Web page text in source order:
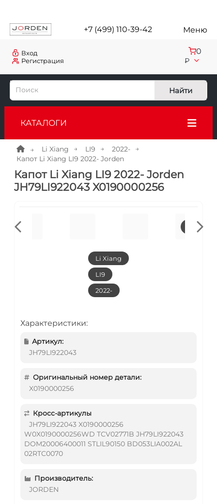
+7 (499) 110-39-42 Меню
Регистрация
Вход 0
₽
Найти
КАТАЛОГИ
Li Xiang LI9
2022-
Капот Li Xiang LI9 2022- Jorden
Капот Li Xiang LI9 2022- Jorden
JH79LI922043 X0190000256
Li Xiang
LI9
2022-
Характеристики:
Артикул:
JH79LI922043
Оригинальный номер детали:
X0190000256
Кросс-артикулы
JH79LI922043 X0190000256
W0X0190000256WD TCV02771B JH79LI922043
DOM20006400011 STLIL90150 BD053LIA002AL
02RTC0070
Производитель:
JORDEN